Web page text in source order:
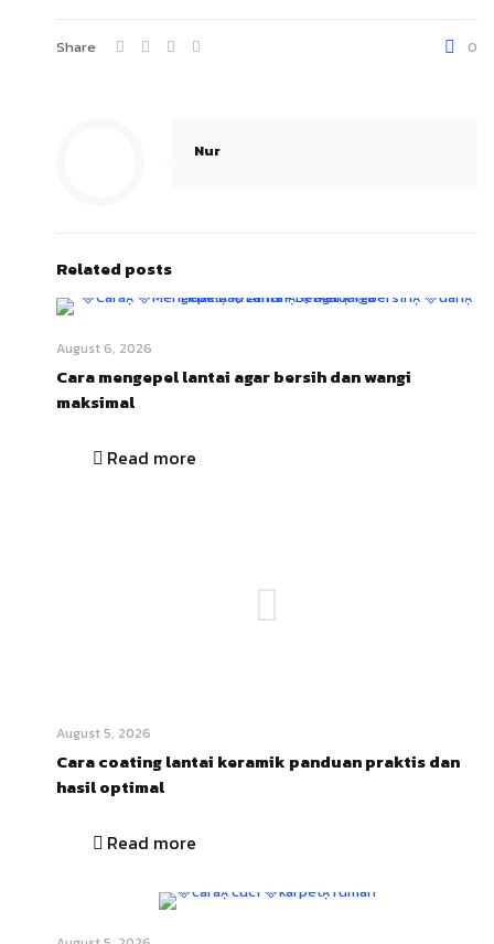
Share 0
Nur
Related posts
August 6, 2026
Cara mengepel lantai agar bersih dan wangi
maksimal
Read more
August 5, 2026
Cara coating lantai keramik panduan praktis dan
hasil optimal
Read more